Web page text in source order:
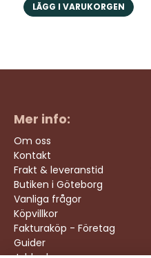
LÄGG I VARUKORGEN
Mer info:
Om oss
Kontakt
Frakt & leveranstid
Butiken i Göteborg
Vanliga frågor
Köpvillkor
Fakturaköp - Företag
Guider